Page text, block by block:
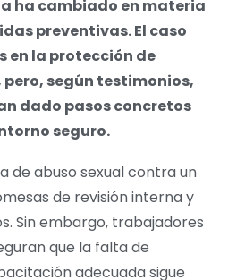
ha cambiado en materia
preventivas. El caso
en la protección de
según testimonios,
dado pasos concretos
seguro.
de abuso sexual contra un
de revisión interna y
Sin embargo, trabajadores
que la falta de
adecuada sigue